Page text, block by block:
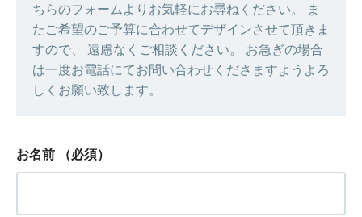
ちらのフォームよりお気軽にお尋ねください。 ま
たご希望のご予算に合わせてデザインさせて頂きま
すので、 遠慮なくご相談ください。 お急ぎの場合
は一度お電話にてお問い合わせくださますようよろ
しくお願い致します。
お名前 （必須）